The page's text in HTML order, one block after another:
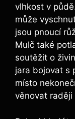
vlhkost v
může
jsou pnoucí
Mulč také
soutěžit o
jara bojovat s
místo
věnovat raději